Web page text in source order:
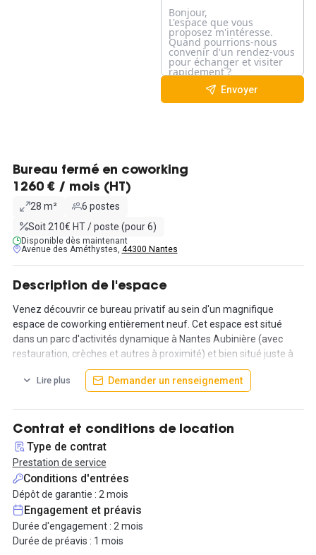
Envoyer
Bureau fermé en coworking
1260 € / mois (HT)
28 m²
6 postes
Soit 210€ HT / poste (pour 6)
Disponible dès maintenant
Avenue des Améthystes, 44300 Nantes
Description de l'espace
Venez découvrir ce bureau privatif au sein d'un magnifique
espace de coworking entièrement neuf. Cet espace est situé
dans un parc d'activités dynamique à Nantes Aubinière (avec
restauration, crèches et autres à proximité) et bien situé juste à
côté des axes autoroutiers (A11 et A811). La zone est également
desservie par des arrêts de bus situés à 5 minutes à pied. Des
également à votre disposition .
Le bureau privatif est équipé de 6 postes de travail pour 28m²
pour 1260€/mois HT.
L’ensemble des prestations sont incluses et de nombreux
services sans engagement sont proposés afin de vous fournir
tout ce dont vous pourriez avoir besoin. L'espace commun est
composé d'un coin cuisine équipée avec salle à manger, Wi-Fi
haut débit dans l'ensemble de l'espace, imprimante commune
Lire plus Demander un renseignement
Contrat et conditions de location
Type de contrat
Prestation de service
Conditions d'entrées
Dépôt de garantie : 2 mois
Engagement et préavis
Durée d'engagement : 2 mois
Durée de préavis : 1 mois